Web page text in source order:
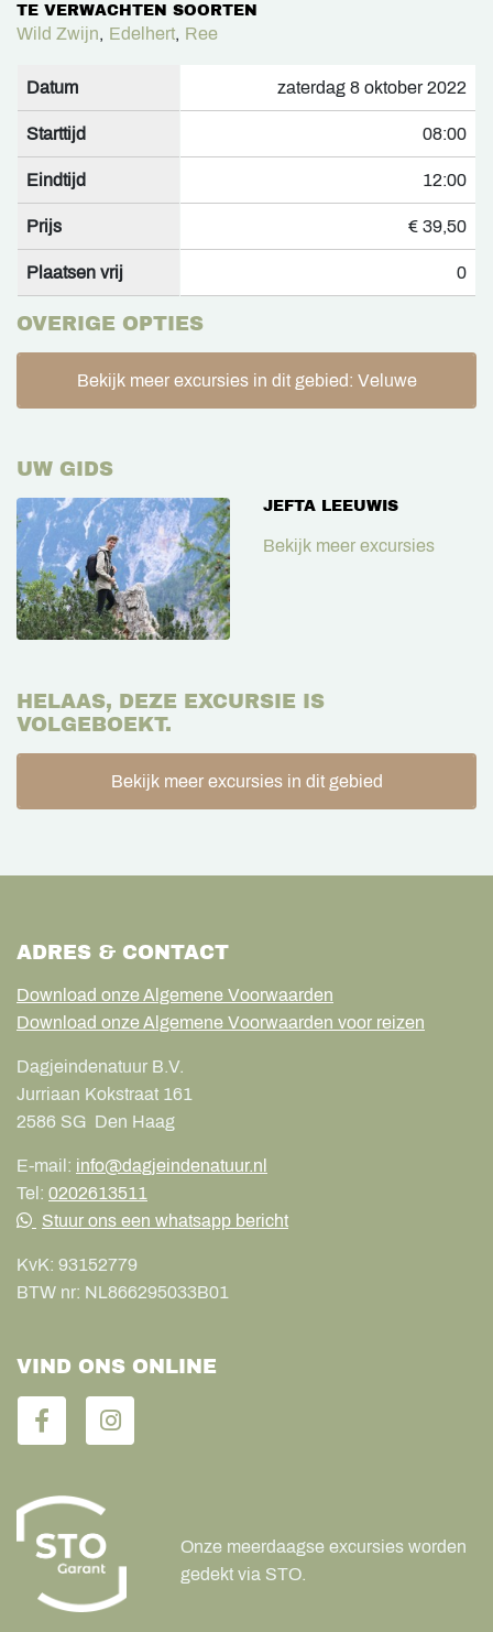
TE VERWACHTEN SOORTEN
Wild Zwijn, Edelhert, Ree
Datum zaterdag 8 oktober 2022
Starttijd 08:00
Eindtijd 12:00
Prijs € 39,50
Plaatsen vrij 0
OVERIGE OPTIES
Bekijk meer excursies in dit gebied: Veluwe
UW GIDS
JEFTA LEEUWIS
Bekijk meer excursies
HELAAS, DEZE EXCURSIE IS
VOLGEBOEKT.
Bekijk meer excursies in dit gebied
ADRES & CONTACT
Download onze Algemene Voorwaarden
Download onze Algemene Voorwaarden voor reizen
Dagjeindenatuur B.V.
Jurriaan Kokstraat 161
2586 SG Den Haag
E-mail: info@dagjeindenatuur.nl
Tel: 0202613511
Stuur ons een whatsapp bericht
KvK: 93152779
BTW nr: NL866295033B01
VIND ONS ONLINE
Onze meerdaagse excursies worden
gedekt via STO.